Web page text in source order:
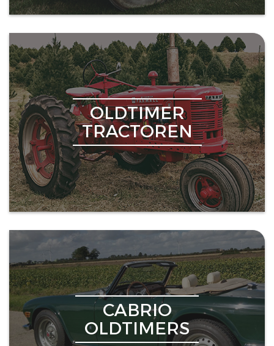
OLDTIMER
TRACTOREN
CABRIO
OLDTIMERS